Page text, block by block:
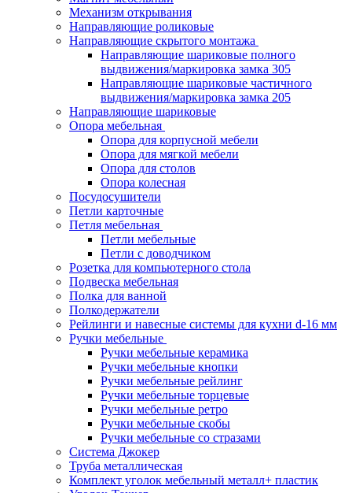
Механизм открывания
Направляющие роликовые
Направляющие скрытого монтажа
Направляющие шариковые полного
выдвижения/маркировка замка 305
Направляющие шариковые частичного
выдвижения/маркировка замка 205
Направляющие шариковые
Опора мебельная
Опора для корпусной мебели
Опора для мягкой мебели
Опора для столов
Опора колесная
Посудосушители
Петли карточные
Петля мебельная
Петли мебельные
Петли с доводчиком
Розетка для компьютерного стола
Подвеска мебельная
Полка для ванной
Полкодержатели
Рейлинги и навесные системы для кухни d-16 мм
Ручки мебельные
Ручки мебельные керамика
Ручки мебельные кнопки
Ручки мебельные рейлинг
Ручки мебельные торцевые
Ручки мебельные ретро
Ручки мебельные скобы
Ручки мебельные со стразами
Система Джокер
Труба металлическая
Комплект уголок мебельный металл+ пластик